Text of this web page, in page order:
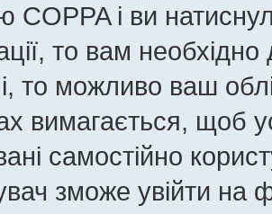
COPPA і ви
то вам
то можливо ваш
вимагається, щоб
самостійно
зможе увійти на